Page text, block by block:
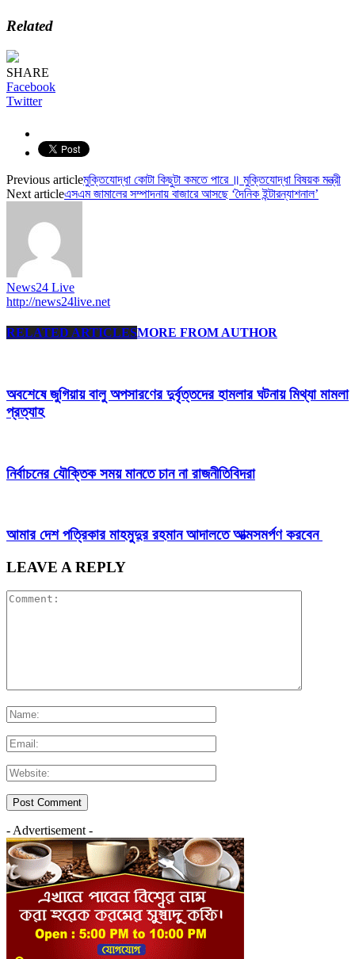
Related
SHARE
Facebook
Twitter
Previous articleমুক্তিযোদ্ধা কোটা কিছুটা কমতে পারে ॥ মুক্তিযোদ্ধা বিষয়ক মন্ত্রী
Next articleএসএম জামালের সম্পাদনায় বাজারে আসছে ‘দৈনিক ইন্টারন্যাশনাল’
News24 Live
http://news24live.net
RELATED ARTICLESMORE FROM AUTHOR
অবশেষে জুগিয়ায় বালু অপসারণের দুর্বৃত্তদের হামলার ঘটনায় মিথ্যা মামলা
প্রত্যাহ
নির্বাচনের যৌক্তিক সময় মানতে চান না রাজনীতিবিদরা
আমার দেশ পত্রিকার মাহমুদুর রহমান আদালতে আত্মসমর্পণ করবেন
LEAVE A REPLY
- Advertisement -